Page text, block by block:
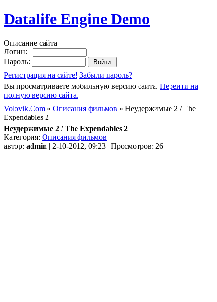
Datalife Engine Demo
Описание сайта
Логин:
Пароль:
Регистрация на сайте! Забыли пароль?
Вы просматриваете мобильную версию сайта. Перейти на
полную версию сайта.
Volovik.Com » Описания фильмов » Неудержимые 2 / The
Expendables 2
Неудержимые 2 / The Expendables 2
Категория: Описания фильмов
автор: admin | 2-10-2012, 09:23 | Просмотров: 26